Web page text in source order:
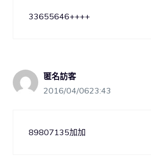
33655646++++
匿名訪客
2016/04/0623:43
89807135加加